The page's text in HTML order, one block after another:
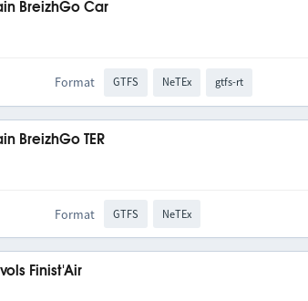
BreizhGo Car
Format GTFS NeTEx gtfs-rt
BreizhGo TER
Format GTFS NeTEx
Finist'Air